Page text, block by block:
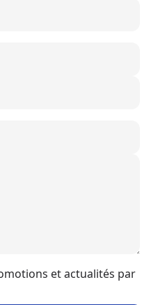
et actualités par